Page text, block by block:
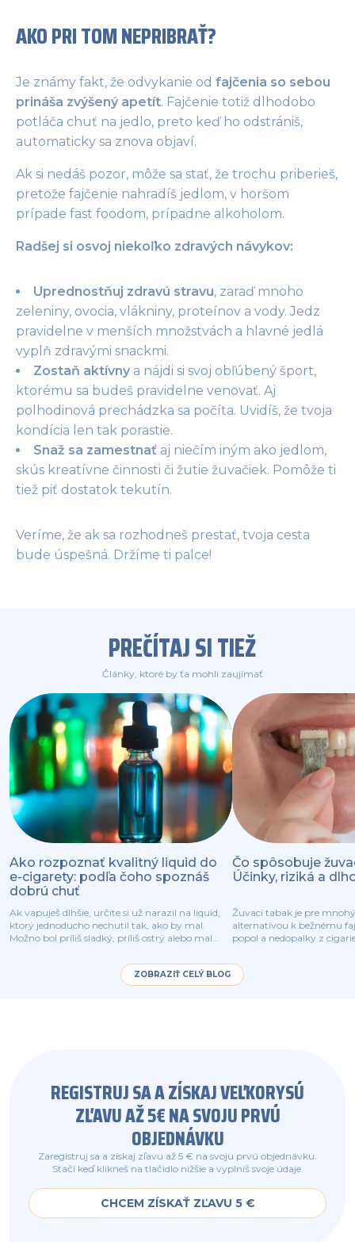
AKO PRI TOM NEPRIBRAŤ?
Je známy fakt, že odvykanie od fajčenia so sebou
prináša zvýšený apetít. Fajčenie totiž dlhodobo
potláča chuť na jedlo, preto keď ho odstrániš,
automaticky sa znova objaví.
Ak si nedáš pozor, môže sa stať, že trochu priberieš,
pretože fajčenie nahradíš jedlom, v horšom
prípade fast foodom, prípadne alkoholom.
Radšej si osvoj niekoľko zdravých návykov:
Uprednostňuj zdravú stravu, zaraď mnoho
zeleniny, ovocia, vlákniny, proteínov a vody. Jedz
pravidelne v menších množstvách a hlavné jedlá
vyplň zdravými snackmi.
Zostaň aktívny a nájdi si svoj obľúbený šport,
ktorému sa budeš pravidelne venovať. Aj
polhodinová prechádzka sa počíta. Uvidíš, že tvoja
kondícia len tak porastie.
Snaž sa zamestnať aj niečím iným ako jedlom,
skús kreatívne činnosti či žutie žuvačiek. Pomôže ti
tiež piť dostatok tekutín.
Veríme, že ak sa rozhodneš prestať, tvoja cesta
bude úspešná. Držíme ti palce!
PREČÍTAJ SI TIEŽ
Články, ktoré by ťa mohli zaujímať
Ako rozpoznať kvalitný liquid do
e-cigarety: podľa čoho spoznáš
dobrú chuť
Ak vapuješ dlhšie, určite si už narazil na liquid,
ktorý jednoducho nechutil tak, ako by mal.
Možno bol príliš sladký, príliš ostrý alebo mal
liquidu sa dá rozoznať ešte predtým, než si vôbec
Čo spôsobuje
Účinky, riziká a
Žuvací tabak je pre
alternatívou k bežnému
popol a nedopalky z
považujú za
fajčeniu.
ZOBRAZIŤ CELÝ BLOG
REGISTRUJ SA A ZÍSKAJ VEĽKORYSÚ
ZĽAVU AŽ 5€ NA SVOJU PRVÚ
OBJEDNÁVKU
Zaregistruj sa a získaj zľavu až 5 € na svoju prvú objednávku.
Stačí keď klikneš na tlačidlo nižšie a vyplníš svoje údaje.
CHCEM ZÍSKAŤ ZĽAVU 5 €